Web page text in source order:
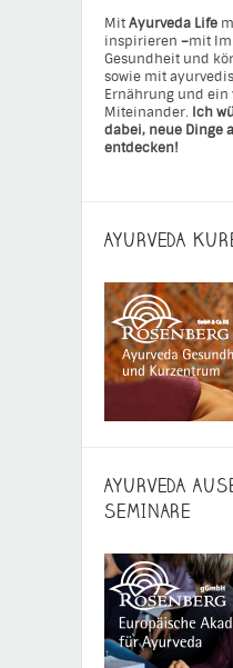
MitAyurveda Life
inspirieren –mit
Gesundheit und
sowie mit
Ernährung und
Miteinander. Ich
dabei, neue Dinge
entdecken!
AYURVEDA
AYURVEDA
SEMINARE